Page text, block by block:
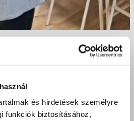
és hirdetések személyre
funkciók biztosításához,
Profik születtek az